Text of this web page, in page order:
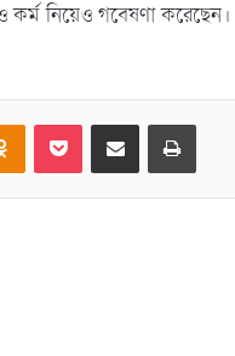
নিয়েও গবেষণা করেছেন।